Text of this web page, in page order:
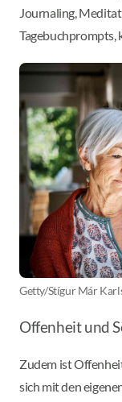
Journaling,
Tagebuchprompts,
Getty/Stígur Már
Offenheit und
Zudem ist
sich mit den